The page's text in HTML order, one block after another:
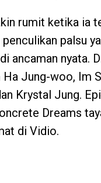
rumit ketika ia
palsu
ancaman nyata.
Jung-woo, Im
Krystal Jung.
Dreams
di Vidio.